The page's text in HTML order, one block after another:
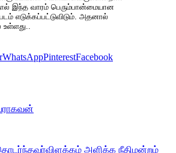
இந்த வாரம் பெரும்பான்மையான
எடுக்கப்பட்டுவிடும். அதனால்
உள்ளது..
WhatsAppPinterestFacebook
தொடர்ந்தவர்விளக்கம் அளிக்க நீதிமன்றம்